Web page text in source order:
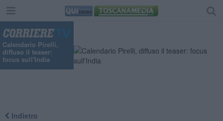
Calendario Pirelli,
diffuso il teaser:
focus sull'India
Indietro